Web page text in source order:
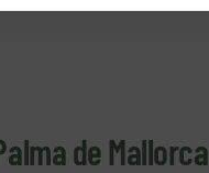
de Mallorca